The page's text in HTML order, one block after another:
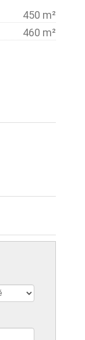
450 m²
460 m²